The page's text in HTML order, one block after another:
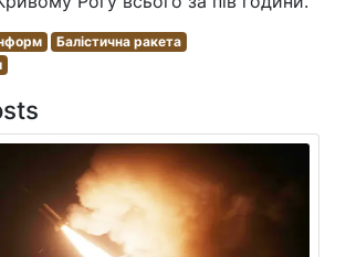
Балістична ракета